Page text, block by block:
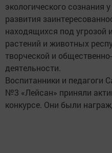
экологического сознания
развития
находящихся под угрозой
растений и животных
творческой и
деятельности.
Воспитанники и педагоги
№3 «Лейсан» приняли
конкурсе. Они были